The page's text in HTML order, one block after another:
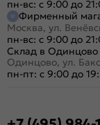
пн-вс: с 9:00 до
Фирменный
Москва, ул.
пн-вс: с 9:00 до
Склад в Одинцово
Одинцово, ул.
пн-пт: с 9:00 до